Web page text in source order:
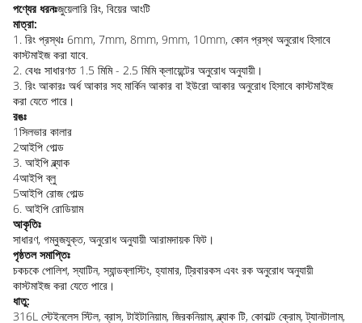
পণ্যের ধরনঃজুয়েলারি রিং, বিয়ের আংটি
মাত্রা:
1. রিং প্রস্থঃ 6mm, 7mm, 8mm, 9mm, 10mm, কোন প্রস্থ অনুরোধ হিসাবে
কাস্টমাইজ করা যাবে.
2. বেধঃ সাধারণত 1.5 মিমি - 2.5 মিমি ক্লায়েন্টের অনুরোধ অনুযায়ী।
3. রিং আকারঃ অর্ধ আকার সহ মার্কিন আকার বা ইউরো আকার অনুরোধ হিসাবে কাস্টমাইজ
করা যেতে পারে।
রঙঃ
1সিলভার কালার
2আইপি গোল্ড
3. আইপি ব্ল্যাক
4আইপি ব্লু
5আইপি রোজ গোল্ড
6. আইপি রোডিয়াম
আকৃতিঃ
সাধারণ, গম্বুজযুক্ত, অনুরোধ অনুযায়ী আরামদায়ক ফিট।
পৃষ্ঠতল সমাপ্তিঃ
চকচকে পোলিশ, স্যাটিন, স্যান্ডব্লাস্টিং, হ্যামার, ট্রিবারকস এবং রক অনুরোধ অনুযায়ী
কাস্টমাইজ করা যেতে পারে।
ধাতু:
316L স্টেইনলেস স্টিল, ব্রাস, টাইটানিয়াম, জিরকনিয়াম, ব্ল্যাক টি, কোবাল্ট ক্রোম, ট্যানটালাম,